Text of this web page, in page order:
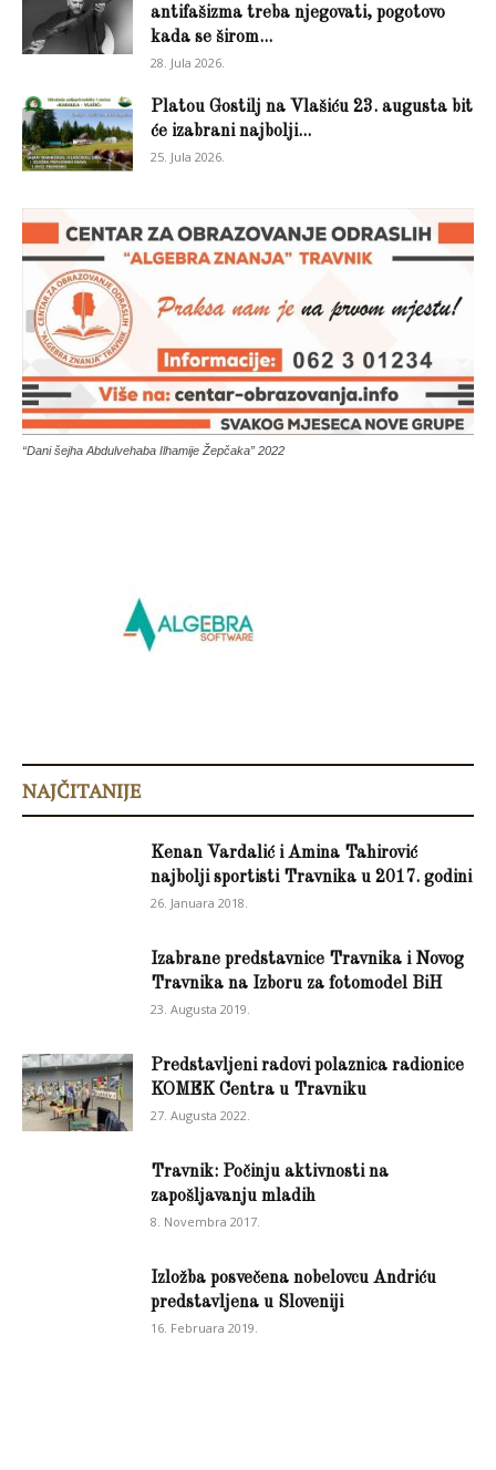
antifašizma treba njegovati, pogotovo
kada se širom...
28. Jula 2026.
Platou Gostilj na Vlašiću 23. augusta bit
će izabrani najbolji...
25. Jula 2026.
“Dani šejha Abdulvehaba Ilhamije Žepčaka” 2022
NAJČITANIJE
Kenan Vardalić i Amina Tahirović
najbolji sportisti Travnika u 2017. godini
26. Januara 2018.
Izabrane predstavnice Travnika i Novog
Travnika na Izboru za fotomodel BiH
23. Augusta 2019.
Predstavljeni radovi polaznica radionice
KOMEK Centra u Travniku
27. Augusta 2022.
Travnik: Počinju aktivnosti na
zapošljavanju mladih
8. Novembra 2017.
Izložba posvečena nobelovcu Andriću
predstavljena u Sloveniji
16. Februara 2019.